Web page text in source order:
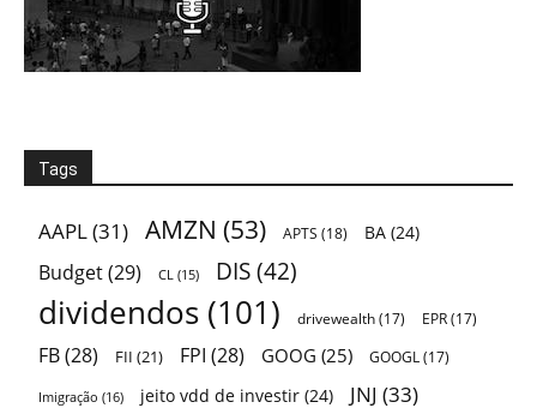
Tags
AAPL(31) AMZN (53) APTS (18) BA (24)
Budget(29) CL (15) DIS (42)
dividendos (101) drivewealth(17) EPR(17)
FB(28) FII (21) FPI (28) GOOG (25) GOOGL (17)
Imigração (16) jeito vdd de investir (24) JNJ (33)